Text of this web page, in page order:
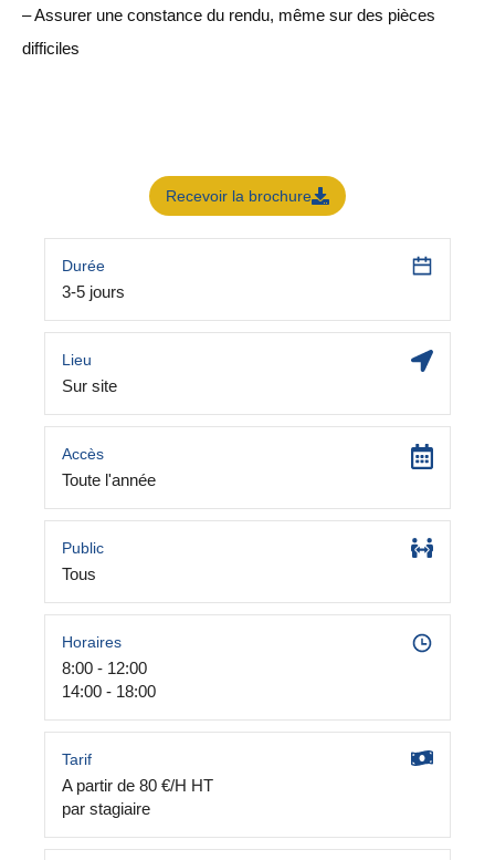
– Assurer une constance du rendu, même sur des pièces
difficiles
Recevoir la brochure
Durée
3-5 jours
Lieu
Sur site
Accès
Toute l'année
Public
Tous
Horaires
8:00 - 12:00
14:00 - 18:00
Tarif
A partir de 80 €/H HT
par stagiaire